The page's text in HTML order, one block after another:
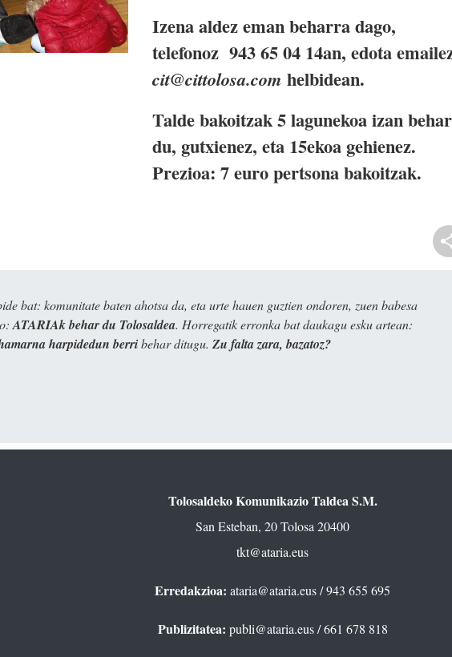
Izena aldez eman beharra dago,
telefonoz 943 65 04 14an, edota
cit@cittolosa.com helbidean.
Talde bakoitzak 5 lagunekoa izan behar
du, gutxienez, eta 15ekoa gehienez.
Prezioa: 7 euro pertsona bakoitzak.
bat: komunitate baten ahotsa da, eta urte hauen guztien ondoren, zuen babesa
ATARIAk behar du Tolosaldea. Horregatik erronka bat daukagu esku artean:
harpidedun berribehar ditugu. Zu falta zara, bazatoz?
Tolosaldeko Komunikazio Taldea S.M.
San Esteban, 20 Tolosa 20400
tkt@ataria.eus
Erredakzioa: ataria@ataria.eus/ 943 655 695
Publizitatea: publi@ataria.eus/ 661 678 818